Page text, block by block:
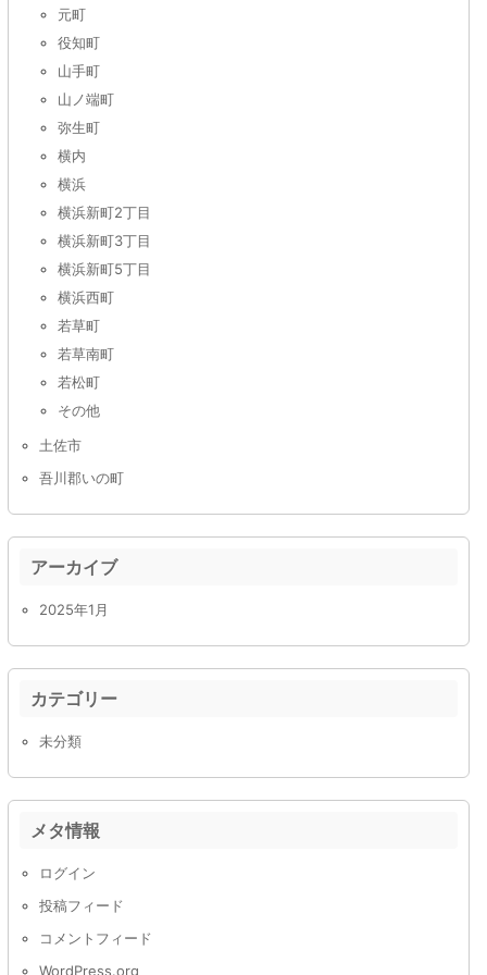
元町
役知町
山手町
山ノ端町
弥生町
横内
横浜
横浜新町2丁目
横浜新町3丁目
横浜新町5丁目
横浜西町
若草町
若草南町
若松町
その他
土佐市
吾川郡いの町
アーカイブ
2025年1月
カテゴリー
未分類
メタ情報
ログイン
投稿フィード
コメントフィード
WordPress.org